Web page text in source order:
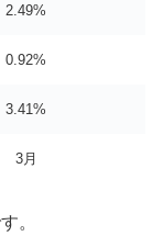
2.49%
0.92%
3.41%
3月
。